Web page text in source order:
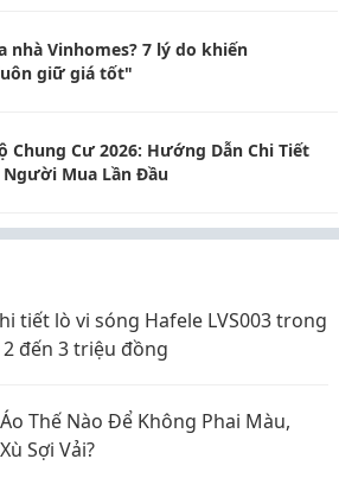
nhà Vinhomes? 7 lý do khiến
giữ giá tốt"
Chung Cư 2026: Hướng Dẫn Chi Tiết
Người Mua Lần Đầu
tiết lò vi sóng Hafele LVS003 trong
đến 3 triệu đồng
Thế Nào Để Không Phai Màu,
Sợi Vải?